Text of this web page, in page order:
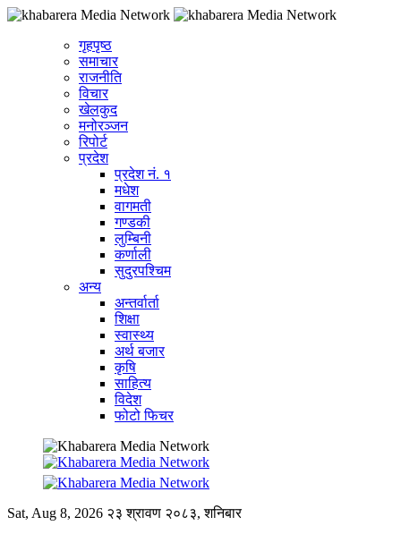
गृहपृष्ठ
समाचार
राजनीति
विचार
खेलकुद
मनोरञ्जन
रिपोर्ट
प्रदेश
प्रदेश नं. १
मधेश
वागमती
गण्डकी
लुम्बिनी
कर्णाली
सुदुरपश्चिम
अन्य
अन्तर्वार्ता
शिक्षा
स्वास्थ्य
अर्थ बजार
कृषि
साहित्य
विदेश
फोटो फिचर
Sat, Aug 8, 2026 २३ श्रावण २०८३, शनिबार